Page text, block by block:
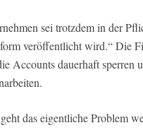
sei trotzdem in der
veröffentlicht wird.“ Die
Accounts dauerhaft sperren
das eigentliche Problem